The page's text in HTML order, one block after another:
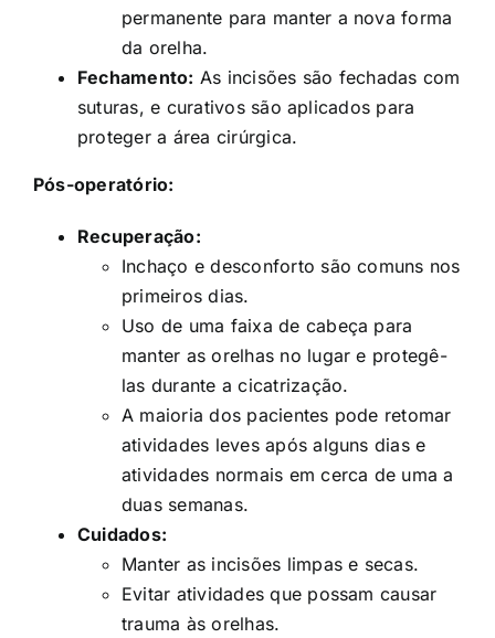
permanente para manter a nova forma
da orelha.
Fechamento: As incisões são fechadas com
suturas, e curativos são aplicados para
proteger a área cirúrgica.
Pós-operatório:
Recuperação:
Inchaço e desconforto são comuns nos
primeiros dias.
Uso de uma faixa de cabeça para
manter as orelhas no lugar e protegê-
las durante a cicatrização.
A maioria dos pacientes pode retomar
atividades leves após alguns dias e
atividades normais em cerca de uma a
duas semanas.
Cuidados:
Manter as incisões limpas e secas.
Evitar atividades que possam causar
trauma às orelhas.